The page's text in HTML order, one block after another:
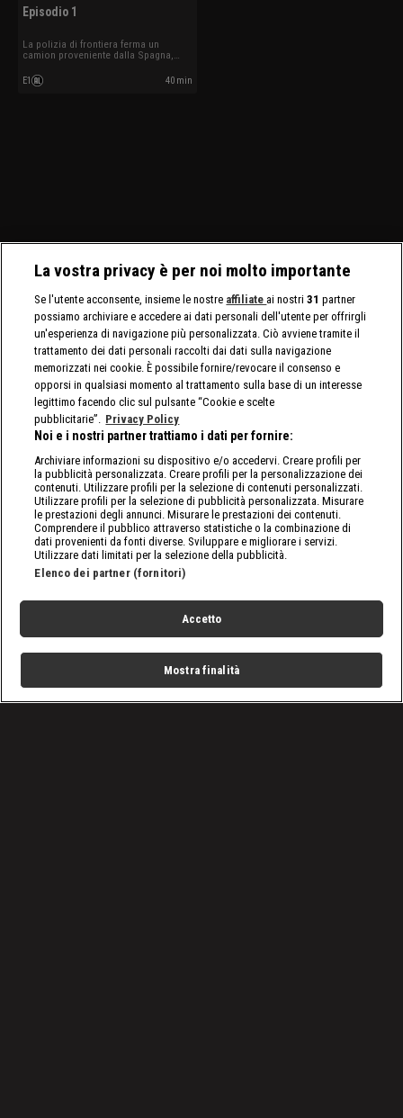
Episodio 1
La polizia di frontiera ferma un
camion proveniente dalla Spagna,
per il traffico di stupefacenti.
E1 40 min
La vostra privacy è per noi molto importante
Se l'utente acconsente, insieme le nostre affiliate ai nostri31 partner
possiamo archiviare e accedere ai dati personali dell'utente per offrirgli
un'esperienza di navigazione più personalizzata. Ciò avviene tramite il
trattamento dei dati personali raccolti dai dati sulla navigazione
memorizzati nei cookie. È possibile fornire/revocare il consenso e
opporsi in qualsiasi momento al trattamento sulla base di un interesse
legittimo facendo clic sul pulsante “Cookie e scelte
pubblicitarie”. Privacy Policy
Noi e i nostri partner trattiamo i dati per fornire:
Archiviare informazioni su dispositivo e/o accedervi. Creare profili per
la pubblicità personalizzata. Creare profili per la personalizzazione dei
contenuti. Utilizzare profili per la selezione di contenuti personalizzati.
Utilizzare profili per la selezione di pubblicità personalizzata. Misurare
le prestazioni degli annunci. Misurare le prestazioni dei contenuti.
Comprendere il pubblico attraverso statistiche o la combinazione di
dati provenienti da fonti diverse. Sviluppare e migliorare i servizi.
Utilizzare dati limitati per la selezione della pubblicità.
Elenco dei partner (fornitori)
Accetto
Mostra finalità